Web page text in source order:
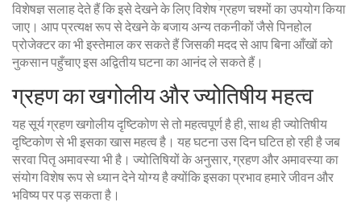
विशेषज्ञ सलाह देते हैं कि इसे देखने के लिए विशेष ग्रहण चश्मों का उपयोग किया
जाए। आप प्रत्यक्ष रूप से देखने के बजाय अन्य तकनीकों जैसे पिनहोल
प्रोजेक्टर का भी इस्तेमाल कर सकते हैं जिसकी मदद से आप बिना आँखों को
नुकसान पहुँचाए इस अद्वितीय घटना का आनंद ले सकते हैं।
ग्रहण का खगोलीय और ज्योतिषीय महत्व
यह सूर्य ग्रहण खगोलीय दृष्टिकोण से तो महत्वपूर्ण है ही, साथ ही ज्योतिषीय
दृष्टिकोण से भी इसका खास महत्व है। यह घटना उस दिन घटित हो रही है जब
सरवा पितृ अमावस्या भी है। ज्योतिषियों के अनुसार, ग्रहण और अमावस्या का
संयोग विशेष रूप से ध्यान देने योग्य है क्योंकि इसका प्रभाव हमारे जीवन और
भविष्य पर पड़ सकता है।